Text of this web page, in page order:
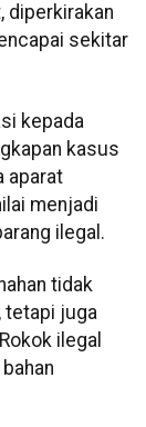
diperkirakan
sekitar
kepada
kasus
aparat
menjadi
ilegal.
tidak
tetapi juga
ilegal